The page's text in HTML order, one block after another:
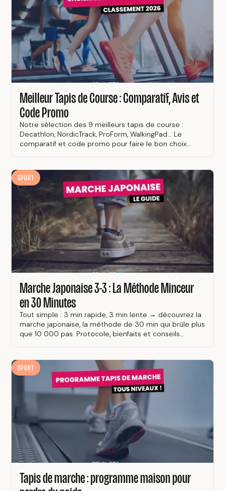
Meilleur Tapis de Course : Comparatif, Avis et
Code Promo
Notre sélection des 9 meilleurs tapis de course :
Decathlon, NordicTrack, ProForm, WalkingPad... Le
comparatif et code promo pour faire le bon choix
SPORT
Marche Japonaise 3-3 : La Méthode Minceur
en 30 Minutes
Tout simple : 3 min rapide, 3 min lente → découvrez la
marche japonaise, la méthode de 30 min qui brûle plus
que 10 000 pas. Protocole, bienfaits et conseils
SPORT
Tapis de marche : programme maison pour